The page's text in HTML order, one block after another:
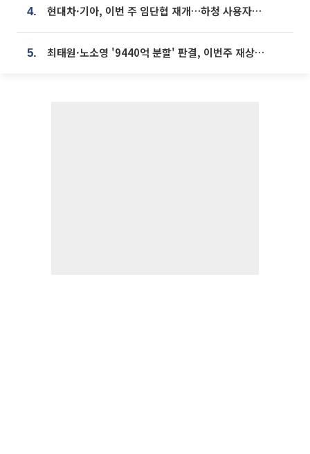
4. 현대차·기아, 이번 주 임단협 재개…하청 사용자성 재심도 ‘변수’
5. 최태원·노소영 '9440억 분할' 판결, 이번주 재상고 여부 주목